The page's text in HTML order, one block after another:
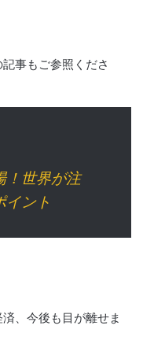
事もご参照くださ
！世界が注
イント
、今後も目が離せま